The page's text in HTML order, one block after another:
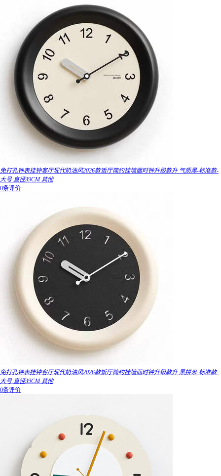
免打孔钟表挂钟客厅现代奶油风2026款饭厅简约挂墙面时钟升级款升 气质黑-标准款-
大号 直径39CM 其他
0条评价
免打孔钟表挂钟客厅现代奶油风2026款饭厅简约挂墙面时钟升级款升 黑拼米-标准款-
大号 直径39CM 其他
0条评价